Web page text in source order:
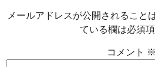
メールアドレスが公開されること
ている欄は必須
コメント ※